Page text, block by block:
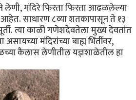
लेणी, मंदिरे फिरता फिरता आढळलेल्या
आहेत. साधारण ८व्या शतकापासून ते १३
मूर्ती. त्या काळी गणेशदेवतेला मुख्य देवतांत
मंदिरांच्या बाह्य भिंतींवर,
कैलास लेणीतील यज्ञशाळेतील हा